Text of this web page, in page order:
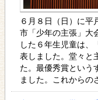
６月８日（日）に平
市「少年の主張」大
した６年生児童は、
表しました。堂々と
た。最優秀賞という
ました。これからの